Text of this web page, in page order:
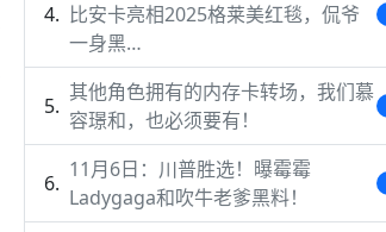
比安卡亮相2025格莱美红毯，侃爷
一身黑…
其他角色拥有的内存卡转场，我们慕
容璟和，也必须要有！
11月6日：川普胜选！曝霉霉
Ladygaga和吹牛老爹黑料！